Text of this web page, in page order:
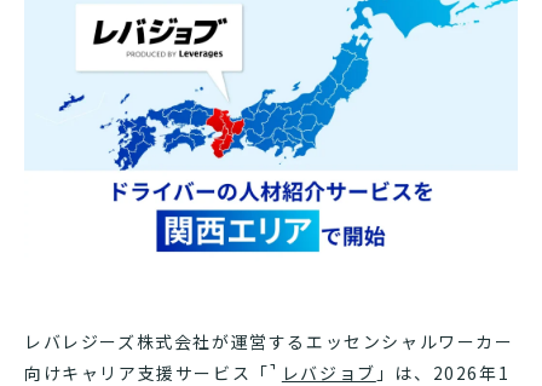
レバレジーズ株式会社が運営するエッセンシャルワーカー
向けキャリア支援サービス「
レバジョブ 」は、2026年1